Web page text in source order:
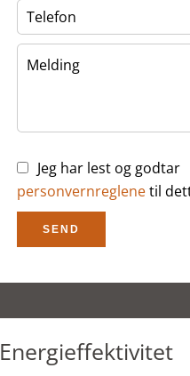
Jeg har lest og godtar
personvernreglenetil
SEND
Energieffektivitet